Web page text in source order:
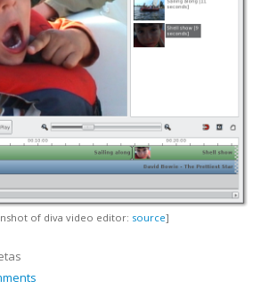
of diva video editor: source]